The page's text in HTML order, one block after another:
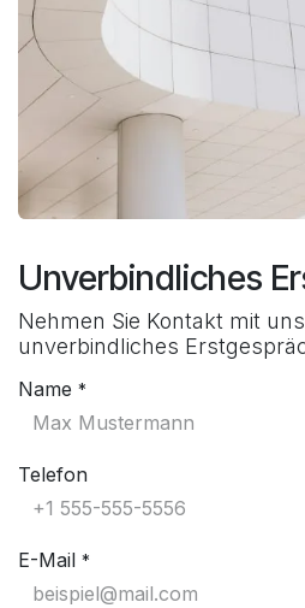
Unverbindliches
Nehmen Sie Kontakt mit
unverbindliches
Name *
Telefon
E-Mail *